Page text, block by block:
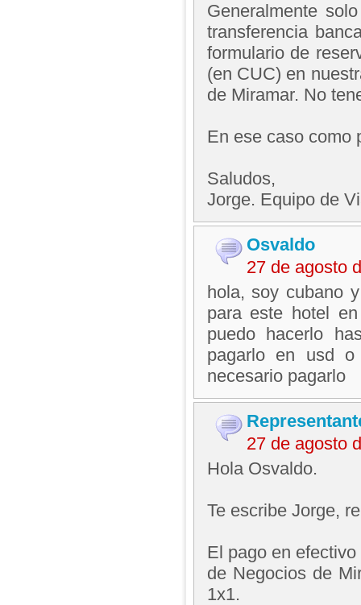
Generalmente
transferencia
formulario de
(en CUC) en
de Miramar. No
En ese caso como
Saludos,
Jorge. Equipo de
Osvaldo
27 de agosto
hola, soy cubano
para este hotel
puedo hacerlo
pagarlo en usd
necesario pagarlo
27 de agosto
Hola Osvaldo.
Te escribe Jorge,
El pago en
de Negocios de
1x1.